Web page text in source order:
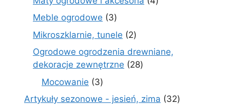
Meble ogrodowe 33
produkty
Mikroszklarnie, tunele 22
produkty
Ogrodowe ogrodzenia drewniane,
dekoracje zewnętrzne
2828
Mocowanie 33
produkty
Artykuły sezonowe - jesień, zima 3232